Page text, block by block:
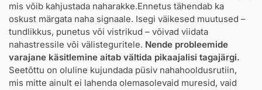
mis võib kahjustada naharakke.Ennetus tähendab ka
oskust märgata naha signaale. Isegi väikesed muutused –
tundlikkus, punetus või vistrikud – võivad viidata
nahastressile või välisteguritele. Nende probleemide
varajane käsitlemine aitab vältida pikaajalisi tagajärgi.
Seetõttu on oluline kujundada püsiv nahahooldusrutiin,
mis mitte ainult ei lahenda olemasolevaid muresid, vaid